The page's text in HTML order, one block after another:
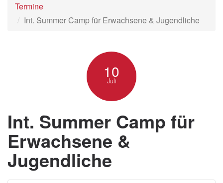
Termine
Int. Summer Camp für Erwachsene & Jugendliche
10
Juli
Int. Summer Camp für
Erwachsene &
Jugendliche